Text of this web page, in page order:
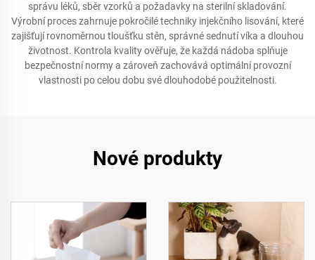
správu léků, sběr vzorků a požadavky na sterilní skladování.
Výrobní proces zahrnuje pokročilé techniky injekčního lisování, které
zajišťují rovnoměrnou tloušťku stěn, správné sednutí víka a dlouhou
životnost. Kontrola kvality ověřuje, že každá nádoba splňuje
bezpečnostní normy a zároveň zachovává optimální provozní
vlastnosti po celou dobu své dlouhodobé použitelnosti.
Nové produkty